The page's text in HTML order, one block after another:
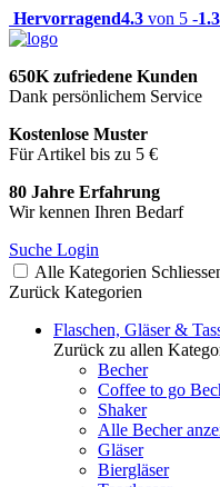
Hervorragend4.3 von 5 -
650K zufriedene Kunden
Dank persönlichem Service
Kostenlose Muster
Für Artikel bis zu 5 €
80 Jahre Erfahrung
Wir kennen Ihren Bedarf
Suche Login
Alle Kategorien
Zurück Kategorien
Flaschen, Gläser &
Zurück zu allen
Becher
Coffee to go
Shaker
Alle Becher
Gläser
Biergläser